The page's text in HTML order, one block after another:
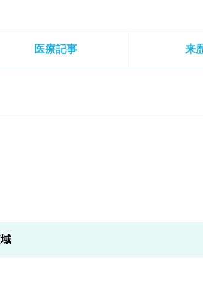
医療記事 来